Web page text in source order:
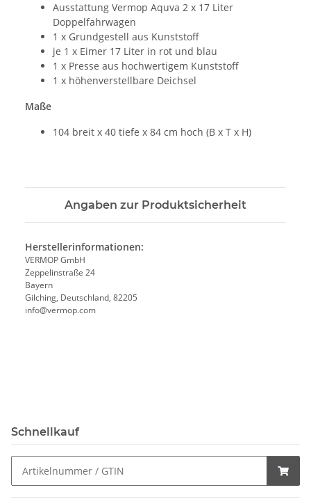
Ausstattung Vermop Aquva 2 x 17 Liter
Doppelfahrwagen
1 x Grundgestell aus Kunststoff
je 1 x Eimer 17 Liter in rot und blau
1 x Presse aus hochwertigem Kunststoff
1 x höhenverstellbare Deichsel
Maße
104 breit x 40 tiefe x 84 cm hoch (B x T x H)
Angaben zur Produktsicherheit
Herstellerinformationen:
VERMOP GmbH
Zeppelinstraße 24
Bayern
Gilching, Deutschland, 82205
info@vermop.com
Schnellkauf